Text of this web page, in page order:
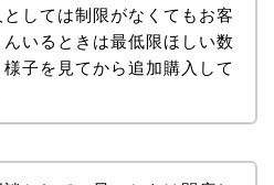
としては制限がなくてもお客
いるときは最低限ほしい数
子を見てから追加購入して